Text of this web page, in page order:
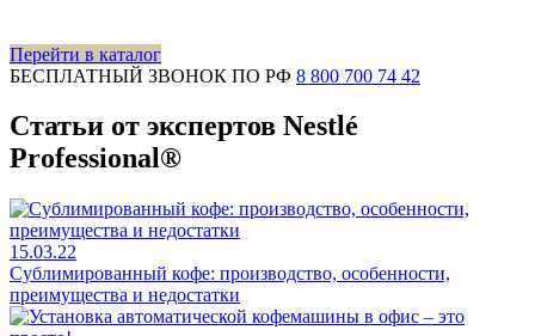
Перейти в каталог
БЕСПЛАТНЫЙ ЗВОНОК ПО РФ 8 800 700 74 42
Статьи от экспертов Nestlé
Professional®
15.03.22
Сублимированный кофе: производство, особенности,
преимущества и недостатки